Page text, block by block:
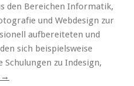
den Bereichen Informatik,
und Webdesign zur
aufbereiteten und
sich beispielsweise
zu Indesign,
→